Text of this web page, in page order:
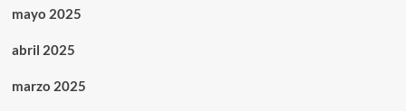
mayo 2025
abril 2025
marzo 2025